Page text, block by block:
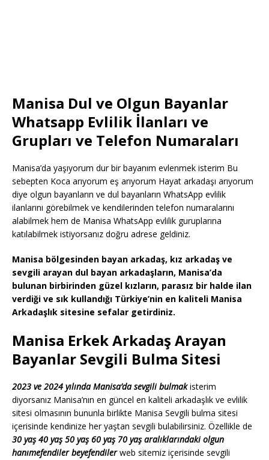
Manisa Dul ve Olgun Bayanlar
Whatsapp Evlilik İlanları ve
Grupları ve Telefon Numaraları
Manisa’da yaşıyorum dur bir bayanım evlenmek isterim Bu
sebepten Koca arıyorum eş arıyorum Hayat arkadaşı arıyorum
diye olgun bayanların ve dul bayanların WhatsApp evlilik
ilanlarını görebilmek ve kendilerinden telefon numaralarını
alabilmek hem de Manisa WhatsApp evlilik guruplarına
katılabilmek istiyorsanız doğru adrese geldiniz.
Manisa bölgesinden bayan arkadaş, kız arkadaş ve
sevgili arayan dul bayan arkadaşların, Manisa’da
bulunan birbirinden güzel kızların, parasız bir halde ilan
verdiği ve sık kullandığı Türkiye’nin en kaliteli Manisa
Arkadaşlık sitesine sefalar getirdiniz.
Manisa Erkek Arkadaş Arayan
Bayanlar Sevgili Bulma Sitesi
2023 ve 2024 yılında Manisa’da sevgili bulmakisterim
diyorsanız Manisa’nın en güncel en kaliteli arkadaşlık ve evlilik
sitesi olmasının bununla birlikte Manisa Sevgili bulma sitesi
içerisinde kendinize her yaştan sevgili bulabilirsiniz. Özellikle de
30 yaş 40 yaş 50 yaş 60 yaş 70 yaş aralıklarındaki olgun
hanımefendiler beyefendilerweb sitemiz içerisinde sevgili